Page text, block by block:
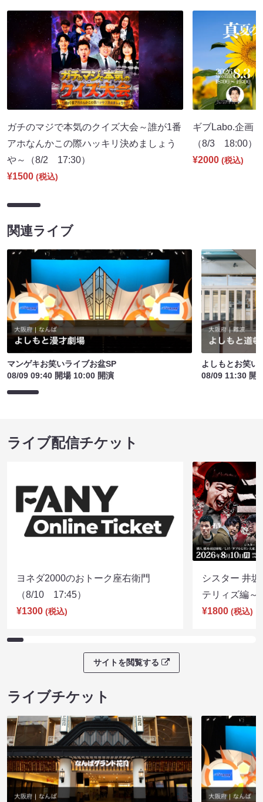
ガチのマジで本気のクイズ大会～誰が1番
アホなんかこの際ハッキリ決めましょう
や～（8/2 17:30）
¥1500 (税込)
ギブLabo.企画
（8/3 18:00）
¥2000 (税込)
関連ライブ
マンゲキお笑いライブお盆SP
08/09 09:40 開場 10:00 開演
よしもとお笑い
08/09 11:30 開
ライブ配信チケット
ヨネダ2000のおトーク座右衛門
（8/10 17:45）
¥1300 (税込)
シスター 井
テリィズ編
¥1800 (税込)
サイトを閲覧する
ライブチケット